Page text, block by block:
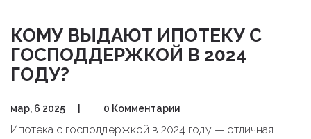
КОМУ ВЫДАЮТ ИПОТЕКУ С
ГОСПОДДЕРЖКОЙ В 2024
ГОДУ?
мар, 6 2025 0 Комментарии
Ипотека с господдержкой в 2024 году — отличная